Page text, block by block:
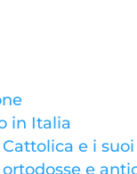
in Italia
Cattolica e i
ortodosse e